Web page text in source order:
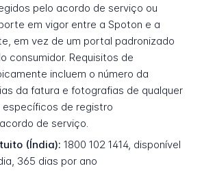
pelo acordo de serviço ou
em vigor entre a Spoton e a
em vez de um portal padronizado
consumidor. Requisitos de
incluem o número da
da fatura e fotografias de qualquer
de registro
de serviço.
(Índia): 1800 102 1414, disponível
365 dias por ano